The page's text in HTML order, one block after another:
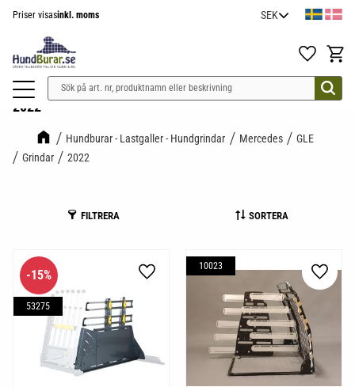
Priser visasinkl. moms
Favoriter
2022
Hundburar - Lastgaller - Hundgrindar Mercedes
GLE
Grindar
2022
FILTRERA SORTERA
15%
53275
Lägg till i favoriter
10023
Lägg